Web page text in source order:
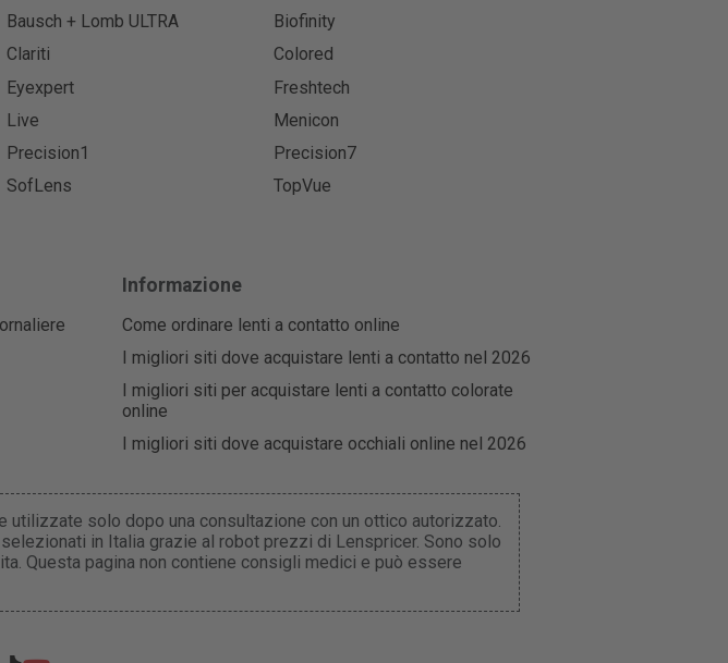
Bausch + Lomb ULTRA
Biofinity
Clariti
Colored
Eyexpert
Freshtech
Live
Menicon
Precision1
Precision7
SofLens
TopVue
Informazione
Come ordinare lenti a contatto online
I migliori siti dove acquistare lenti a contatto nel 2026
I migliori siti per acquistare lenti a contatto colorate
online
I migliori siti dove acquistare occhiali online nel 2026
solo dopo una consultazione con un ottico autorizzato.
in Italia grazie al robot prezzi di Lenspricer. Sono solo
Questa pagina non contiene consigli medici e può essere